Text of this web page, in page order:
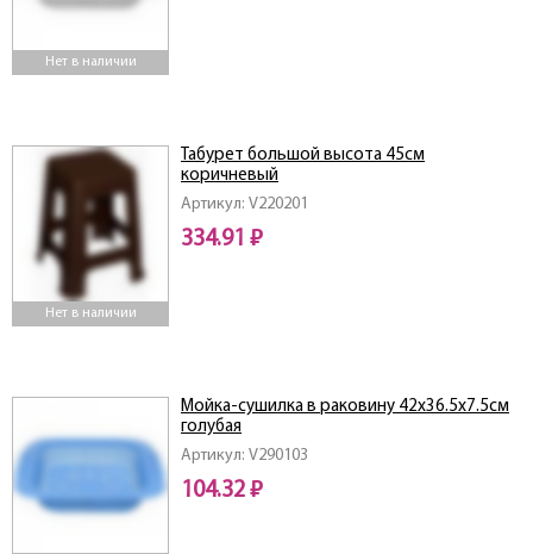
Нет в наличии
Нет в наличии
Артикул: V220201
Табурет большой высота 45см
коричневый
334.91 ₽
Артикул: V290103
Мойка-сушилка в раковину 42х36.5х7.5см
голубая
104.32 ₽